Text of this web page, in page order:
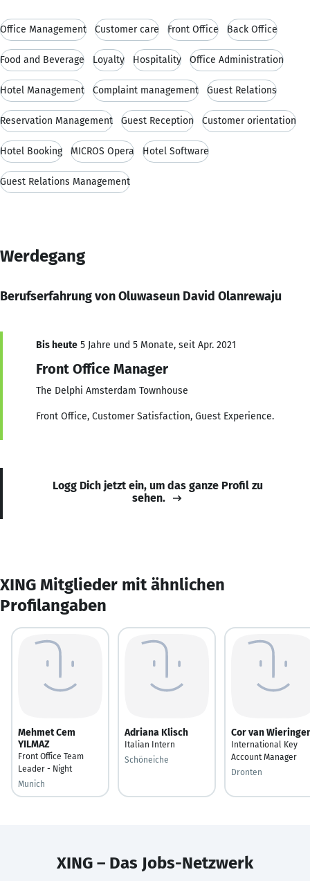
Office Management Customer care Front Office Back Office
Food and Beverage Loyalty Hospitality Office Administration
Hotel Management Complaint management Guest Relations
Reservation Management Guest Reception Customer orientation
Hotel Booking MICROS Opera Hotel Software
Guest Relations Management
Werdegang
Berufserfahrung von Oluwaseun David Olanrewaju
Bis heute 5 Jahre und 5 Monate, seit Apr. 2021
Front Office Manager
The Delphi Amsterdam Townhouse
Front Office, Customer Satisfaction, Guest Experience.
Logg Dich jetzt ein, um das ganze Profil zu
sehen.
XING Mitglieder mit ähnlichen
Profilangaben
Mehmet Cem
YILMAZ
Front Office Team
Leader - Night
Munich
Adriana Klisch
Italian Intern
Schöneiche
Cor van
International Key
Account Manager
Dronten
XING – Das Jobs-Netzwerk